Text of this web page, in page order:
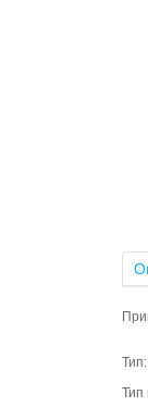
Тип